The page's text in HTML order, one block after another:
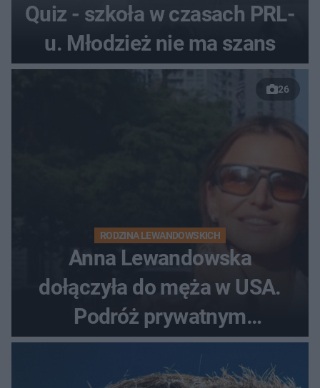
Quiz - szkoła w czasach PRL-
u. Młodzież nie ma szans
26
RODZINA LEWANDOWSKICH
Anna Lewandowska
dołączyła do męża w USA.
Podróż prywatnym
odrzutowcem to dopiero
początek!